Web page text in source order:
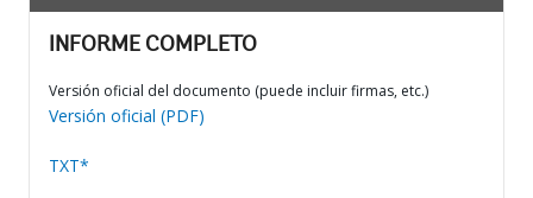
INFORME COMPLETO
Versión oficial del documento (puede incluir firmas, etc.)
Versión oficial (PDF)
TXT*